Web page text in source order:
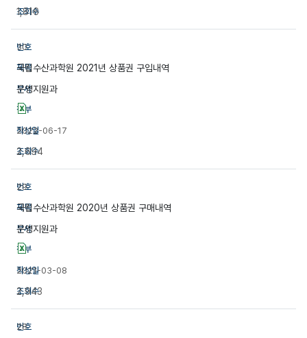
1,816
30
국립수산과학원 2021년 상품권 구입내역
운영지원과
2022-06-17
2,694
29
국립수산과학원 2020년 상품권 구매내역
운영지원과
2021-03-08
2,943
28